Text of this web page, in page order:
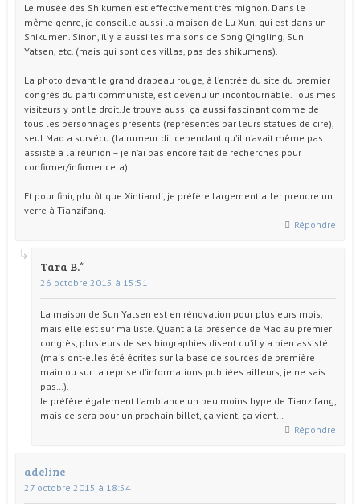
Le musée des Shikumen est effectivement très mignon. Dans le
même genre, je conseille aussi la maison de Lu Xun, qui est dans un
Shikumen. Sinon, il y a aussi les maisons de Song Qingling, Sun
Yatsen, etc. (mais qui sont des villas, pas des shikumens).
La photo devant le grand drapeau rouge, à l’entrée du site du premier
congrès du parti communiste, est devenu un incontournable. Tous mes
visiteurs y ont le droit. Je trouve aussi ça aussi fascinant comme de
tous les personnages présents (représentés par leurs statues de cire),
seul Mao a survécu (la rumeur dit cependant qu’il n’avait même pas
assisté à la réunion – je n’ai pas encore fait de recherches pour
confirmer/infirmer cela).
Et pour finir, plutôt que Xintiandi, je préfère largement aller prendre un
verre à Tianzifang.
Répondre
Tara B.
26 octobre 2015 à 15:51
La maison de Sun Yatsen est en rénovation pour plusieurs mois,
mais elle est sur ma liste. Quant à la présence de Mao au premier
congrès, plusieurs de ses biographies disent qu’il y a bien assisté
(mais ont-elles été écrites sur la base de sources de première
main ou sur la reprise d’informations publiées ailleurs, je ne sais
pas…).
Je préfère également l’ambiance un peu moins hype de Tianzifang,
mais ce sera pour un prochain billet, ça vient, ça vient…
Répondre
adeline
27 octobre 2015 à 18:54